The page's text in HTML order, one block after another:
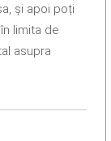
și apoi poți
limita de
asupra